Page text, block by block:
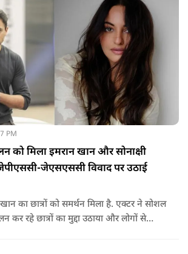
PM
को मिला इमरान खान और सोनाक्षी
जेएसएससी विवाद पर उठाई
का छात्रों को समर्थन मिला है. एक्टर ने सोशल
कर रहे छात्रों का मुद्दा उठाया और लोगों से